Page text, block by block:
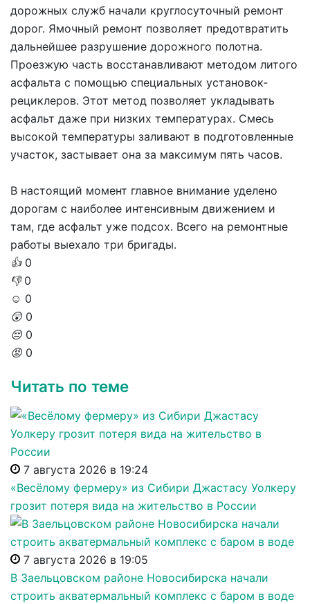
дорожных служб начали круглосуточный ремонт
дорог. Ямочный ремонт позволяет предотвратить
дальнейшее разрушение дорожного полотна.
Проезжую часть восстанавливают методом литого
асфальта с помощью специальных установок-
рециклеров. Этот метод позволяет укладывать
асфальт даже при низких температурах. Смесь
высокой температуры заливают в подготовленные
участок, застывает она за максимум пять часов.
В настоящий момент главное внимание уделено
дорогам с наиболее интенсивным движением и
там, где асфальт уже подсох. Всего на ремонтные
работы выехало три бригады.
👍 0
👎 0
☺️ 0
😲 0
😔 0
😡 0
Читать по теме
7 августа 2026 в 19:24
«Весёлому фермеру» из Сибири Джастасу Уолкеру
грозит потеря вида на жительство в России
7 августа 2026 в 19:05
В Заельцовском районе Новосибирска начали
строить акватермальный комплекс с баром в воде